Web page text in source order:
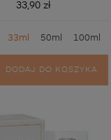
33,90 zł
33ml 50ml 100ml
DODAJ DO KOSZYKA